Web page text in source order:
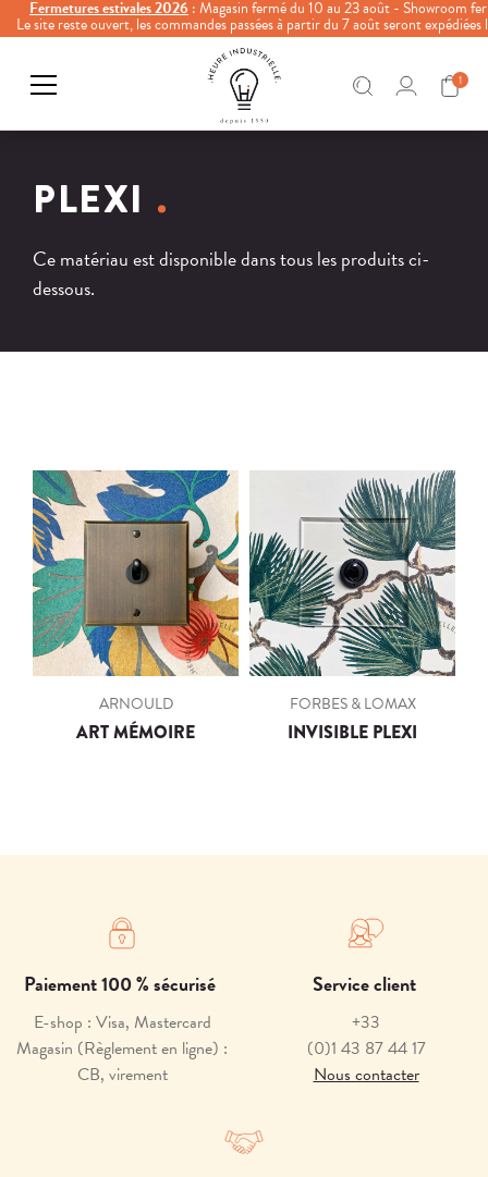
PLEXI
Ce matériau est disponible dans tous les produits ci-
dessous.
ARNOULD
ART MÉMOIRE
FORBES & LOMAX
INVISIBLE PLEXI
Paiement 100 % sécurisé
E-shop : Visa, Mastercard
Magasin (Règlement en ligne) :
CB, virement
Service client
+33
(0)1 43 87 44 17
Nous contacter
Fermetures estivales 2026 : Magasin fermé du 10 au 23 août - Showroom
Le site reste ouvert, les commandes passées à partir du 7 août seront
1